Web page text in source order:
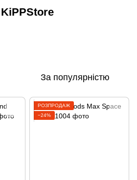
KiPPStore
За популярністю
РОЗПРОДАЖ
−24%